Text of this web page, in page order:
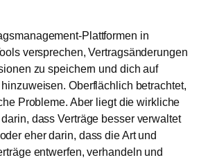
Plattformen in
versprechen, Vertragsänderungen
zu speichern und dich auf
Oberflächlich betrachtet,
Probleme. Aber liegt die wirkliche
dass Verträge besser verwaltet
eher darin, dass die Art und
entwerfen, verhandeln und